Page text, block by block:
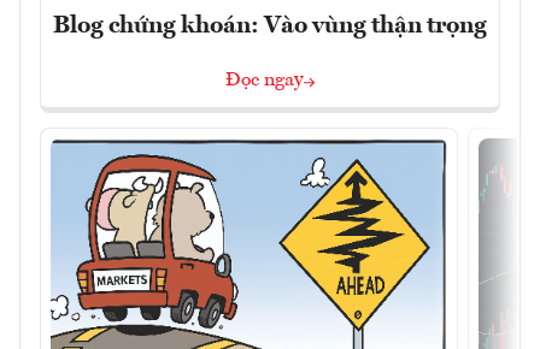
Blog chứng khoán: Vào vùng thận trọng
Đọc ngay